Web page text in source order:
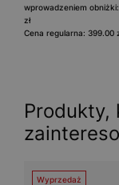
wprowadzeniem
zł
Cena regularna: 399.00
Produkty,
Wyprzedaż